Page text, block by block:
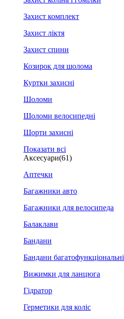
Захист комплект
Захист ліктя
Захист спини
Козирок для шолома
Куртки захисні
Шоломи
Шоломи велосипедні
Шорти захисні
Показати всі
Аксесуари(61)
Аптечки
Багажники авто
Багажники для велосипеда
Балаклави
Бандани
Бандани багатофункціональні
Вижимки для ланцюга
Гідратор
Герметики для коліс